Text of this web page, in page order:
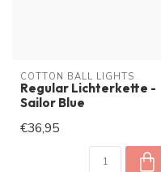
COTTON BALL LIGHTS
Regular Lichterkette -
Sailor Blue
€36,95